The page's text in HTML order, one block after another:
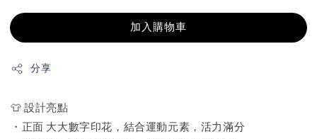
加入購物車
分享
👕 設計亮點
・正面 大大數字印花，結合運動元素，活力滿分